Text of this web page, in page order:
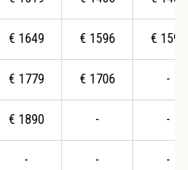
€ 1649
€ 1779
€ 1890
-
€ 1596
€ 1706
-
-
€ 1596
-
-
-